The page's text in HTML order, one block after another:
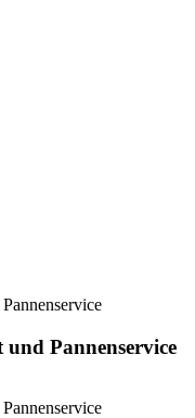
und Pannenservice